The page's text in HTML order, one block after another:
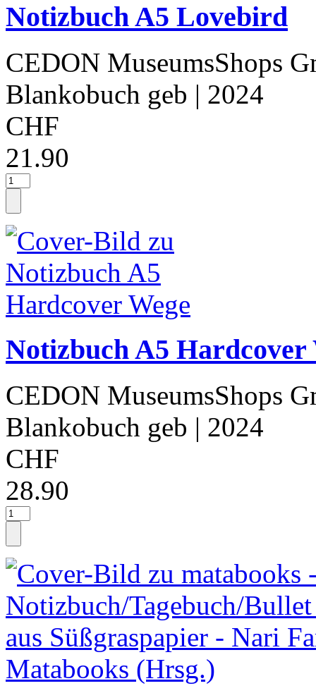
Notizbuch A5 Lovebird
CEDON MuseumsShops
Blankobuch geb | 2024
CHF
21.90
Notizbuch A5 Hardcover
CEDON MuseumsShops
Blankobuch geb | 2024
CHF
28.90